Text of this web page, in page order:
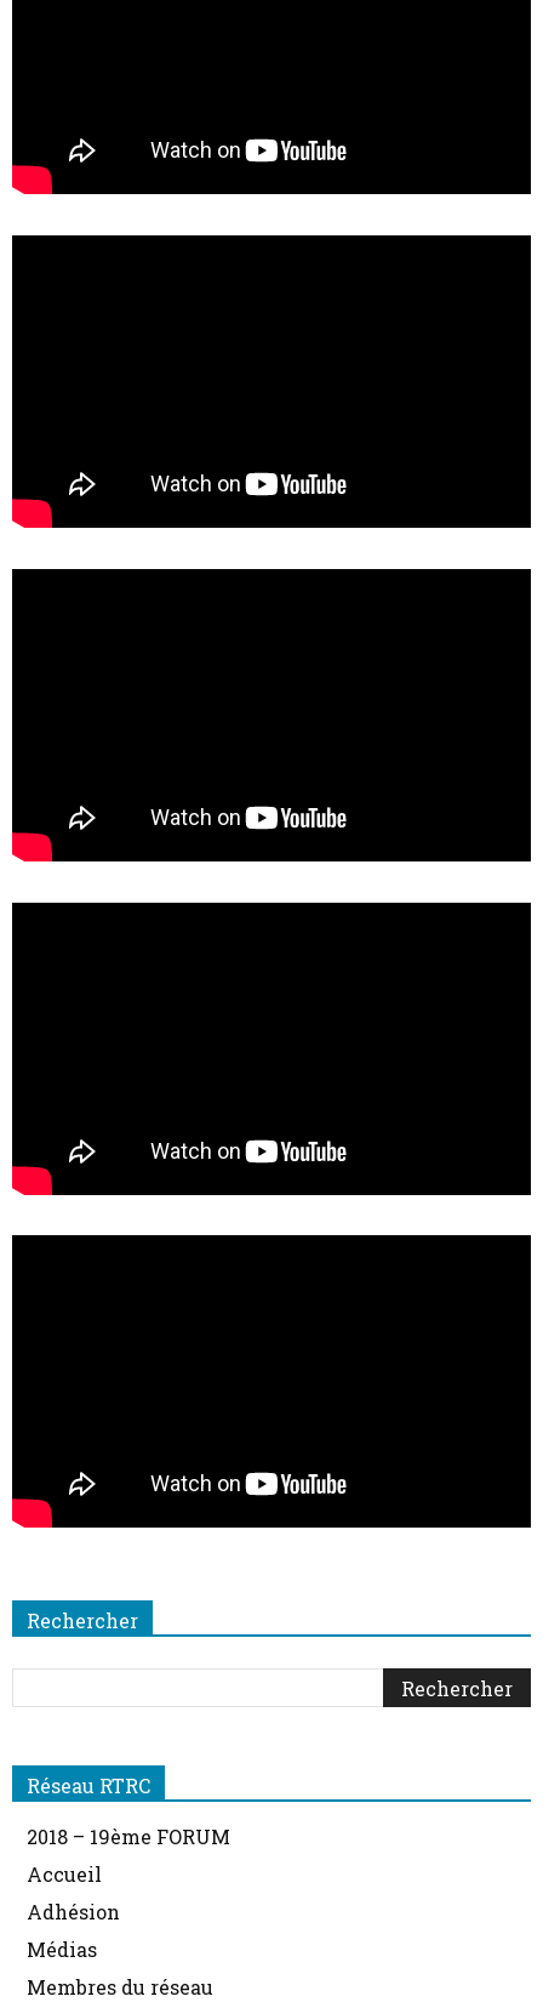
Rechercher
Réseau RTRC
2018 – 19ème FORUM
Accueil
Adhésion
Médias
Membres du réseau